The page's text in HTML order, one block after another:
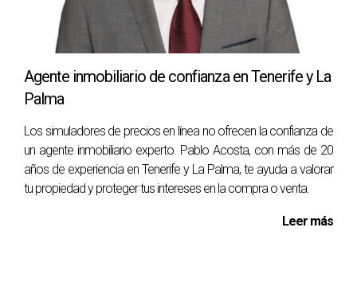
Sí, pequeñas mejoras pueden aumentar significativamente
el atractivo y valor percibido por los compradores.
¿Cómo afecta la comunidad de propietarios al
valor?
gestionada pueden aumentar el interés por tu propiedad.
¿Cuánto tiempo toma obtener una valoración
precisa?
El proceso puede variar según cada caso, pero
Agente inmobiliario de confianza en Tenerife y La
Palma
Los simuladores de precios en línea no ofrecen la confianza de
un agente inmobiliario experto. Pablo Acosta, con más de 20
años de experiencia en Tenerife y La Palma, te ayuda a valorar
tu propiedad y proteger tus intereses en la compra o venta.
Leer más